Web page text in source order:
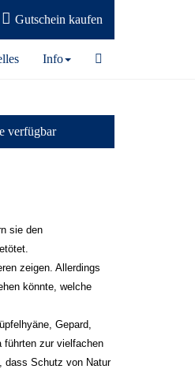
Gutschein kaufen
Info
verfügbar
sie den
zeigen. Allerdings
könnte, welche
Gepard,
führten zur vielfachen
dass Schutz von Natur